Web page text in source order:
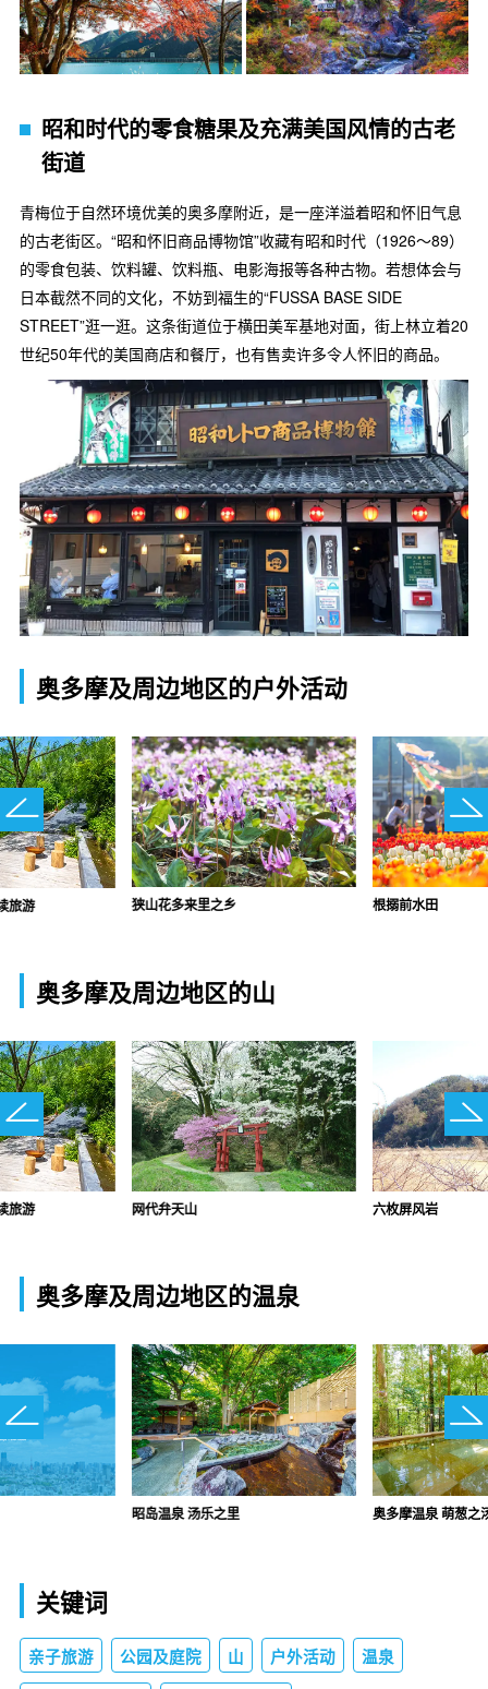
昭和时代的零食糖果及充满美国风情的古老
街道
青梅位于自然环境优美的奥多摩附近，是一座洋溢着昭和怀旧气息
的古老街区。“昭和怀旧商品博物馆”收藏有昭和时代（1926～89）
的零食包装、饮料罐、饮料瓶、电影海报等各种古物。若想体会与
日本截然不同的文化，不妨到福生的“FUSSA BASE SIDE
STREET”逛一逛。这条街道位于横田美军基地对面，街上林立着20
世纪50年代的美国商店和餐厅，也有售卖许多令人怀旧的商品。
奥多摩及周边地区的户外活动
旅游 狭山花多来里之乡 根搦前水田
奥多摩及周边地区的山
旅游 网代弁天山 六枚屏风岩
奥多摩及周边地区的温泉
昭岛温泉 汤乐之里 奥多摩温泉 萌葱之
关键词
亲子旅游 公园及庭院 山 户外活动 温泉